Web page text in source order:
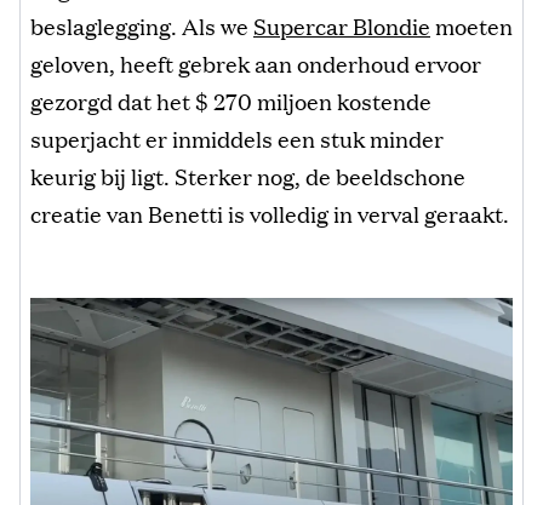
beslaglegging. Als we Supercar Blondiemoeten
geloven, heeft gebrek aan onderhoud ervoor
gezorgd dat het $ 270 miljoen kostende
superjacht er inmiddels een stuk minder
keurig bij ligt. Sterker nog, de beeldschone
creatie van Benetti is volledig in verval geraakt.